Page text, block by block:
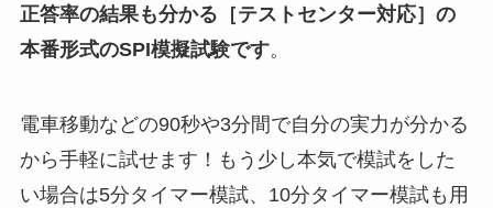
正答率の結果も分かる ［テストセンター対応］ の
本番形式のSPI模擬試験です。
電車移動などの90秒や3分間で自分の実力が分かる
から手軽に試せます！もう少し本気で模試をした
い場合は5分タイマー模試、10分タイマー模試も用